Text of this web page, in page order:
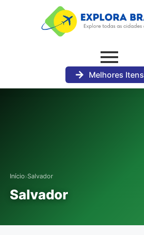
Melhores Itens
Início›Salvador
Salvador